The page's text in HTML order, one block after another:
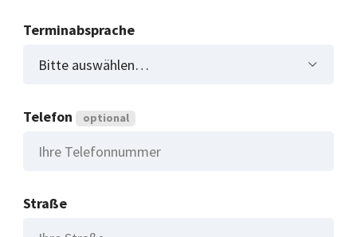
Terminabsprache
Telefon optional
Straße